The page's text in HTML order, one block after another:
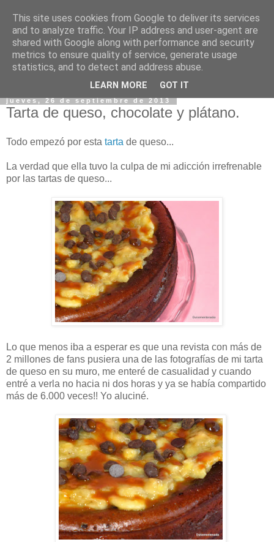
jueves, 26 de septiembre de 2013
Tarta de queso, chocolate y plátano.
Todo empezó por esta tarta de queso...
La verdad que ella tuvo la culpa de mi adicción irrefrenable
por las tartas de queso...
Lo que menos iba a esperar es que una revista con más de
2 millones de fans pusiera una de las fotografías de mi tarta
de queso en su muro, me enteré de casualidad y cuando
entré a verla no hacia ni dos horas y ya se había compartido
más de 6.000 veces!! Yo aluciné.
This site uses cookies from Google to deliver its services
and to analyze traffic. Your IP address and user-agent are
shared with Google along with performance and security
metrics to ensure quality of service, generate usage
statistics, and to detect and address abuse.
LEARN MORE GOT IT